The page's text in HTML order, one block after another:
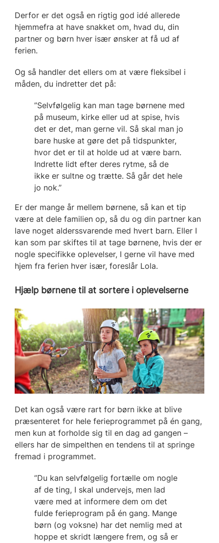
Derfor er det også en rigtig god idé allerede
hjemmefra at have snakket om, hvad du, din
partner og børn hver især ønsker at få ud af
ferien.
Og så handler det ellers om at være fleksibel i
måden, du indretter det på:
”Selvfølgelig kan man tage børnene med
på museum, kirke eller ud at spise, hvis
det er det, man gerne vil. Så skal man jo
bare huske at gøre det på tidspunkter,
hvor det er til at holde ud at være barn.
Indrette lidt efter deres rytme, så de
ikke er sultne og trætte. Så går det hele
jo nok.”
Er der mange år mellem børnene, så kan et tip
være at dele familien op, så du og din partner kan
lave noget alderssvarende med hvert barn. Eller I
kan som par skiftes til at tage børnene, hvis der er
nogle specifikke oplevelser, I gerne vil have med
hjem fra ferien hver især, foreslår Lola.
Hjælp børnene til at sortere i oplevelserne
Det kan også være rart for børn ikke at blive
præsenteret for hele ferieprogrammet på én gang,
men kun at forholde sig til en dag ad gangen –
ellers har de simpelthen en tendens til at springe
fremad i programmet.
”Du kan selvfølgelig fortælle om nogle
af de ting, I skal undervejs, men lad
være med at informere dem om det
fulde ferieprogram på én gang. Mange
børn (og voksne) har det nemlig med at
hoppe et skridt længere frem, og så er